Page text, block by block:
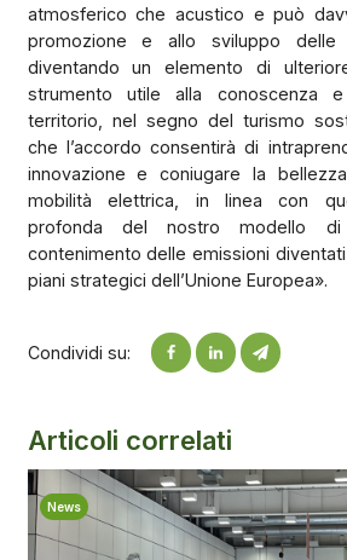
atmosferico che acustico e può
promozione e allo sviluppo delle
diventando un elemento di
strumento utile alla conoscenza
territorio, nel segno del turismo
che l’accordo consentirà di
innovazione e coniugare la
mobilità elettrica, in linea con
profonda del nostro modello
contenimento delle emissioni
piani strategici dell’Unione Europea».
Condividi su:
Articoli correlati
News